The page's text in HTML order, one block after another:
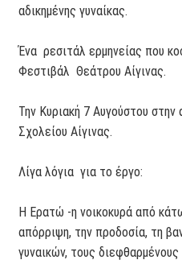
αδικημένης γυναίκας.
Ένα ρεσιτάλ ερμηνείας που
Φεστιβάλ Θεάτρου Αίγινας.
Την Κυριακή 7 Αυγούστου στην
Σχολείου Αίγινας.
Λίγα λόγια για το έργο:
Η Ερατώ -η νοικοκυρά από
απόρριψη, την προδοσία, τη
γυναικών, τους